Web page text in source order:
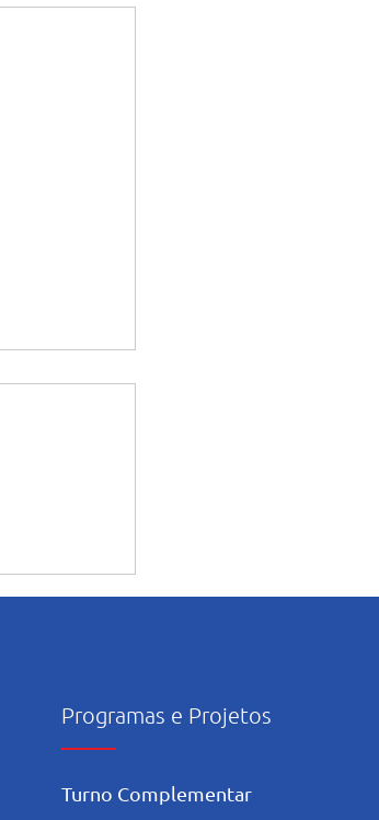
Programas e Projetos
Turno Complementar